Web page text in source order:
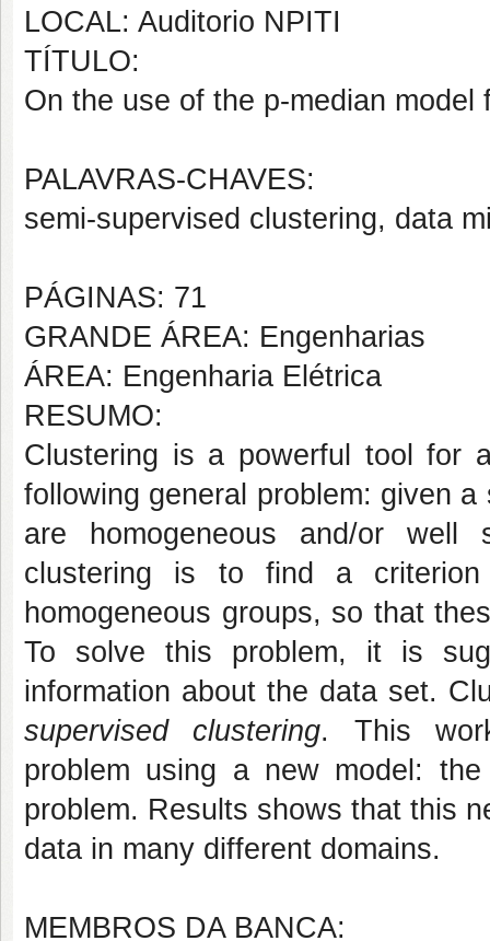
LOCAL: Auditorio NPITI
TÍTULO:
On the use of the p-median
PALAVRAS-CHAVES:
semi-supervised clustering, data
PÁGINAS: 71
GRANDE ÁREA: Engenharias
ÁREA: Engenharia Elétrica
RESUMO:
Clustering is a powerful tool for
following general problem: given
are homogeneous and/or well
clustering is to find a
homogeneous groups, so that
To solve this problem, it is
information about the data set.
supervised clustering. This
problem using a new model:
problem. Results shows that this
data in many different domains.
MEMBROS DA BANCA: